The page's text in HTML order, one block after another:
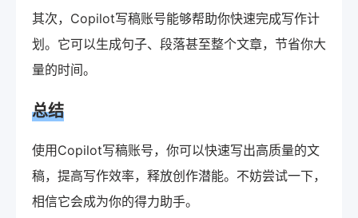
其次，Copilot写稿账号能够帮助你快速完成写作计
划。它可以生成句子、段落甚至整个文章，节省你大
量的时间。
总结
使用Copilot写稿账号，你可以快速写出高质量的文
稿，提高写作效率，释放创作潜能。不妨尝试一下，
相信它会成为你的得力助手。